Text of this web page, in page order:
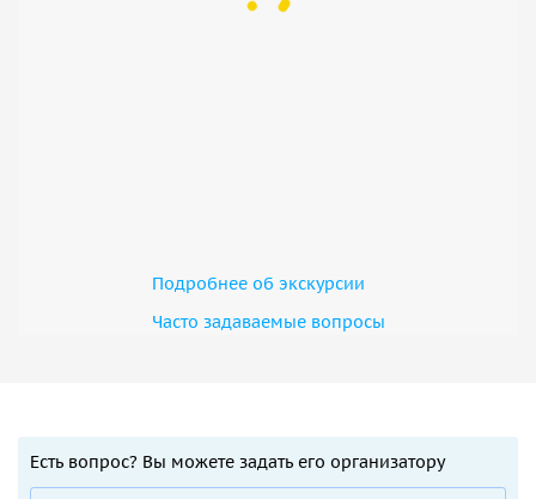
Подробнее об экскурсии
Часто задаваемые вопросы
Есть вопрос? Вы можете задать его организатору